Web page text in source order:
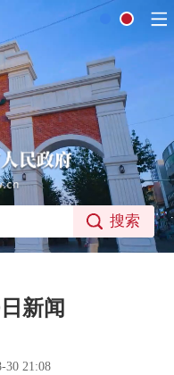
搜索
新闻
30 21:08